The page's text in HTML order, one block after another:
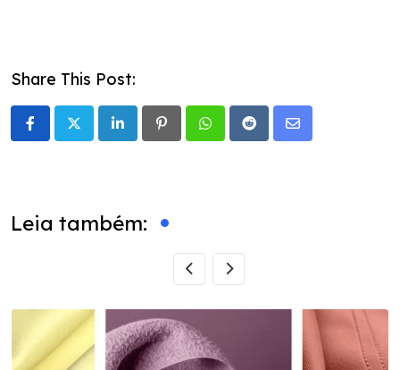
Share This Post:
LinkedInPinterestWhatsappRedditShare
Leia também: